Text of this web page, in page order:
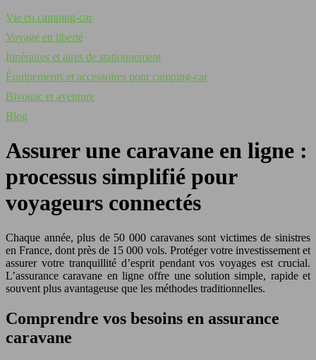
Vie en camping-car
Voyage en liberté
Itinéraires et aires de stationnement
Équipements et accessoires pour camping-car
Bivouac et aventure
Blog
Assurer une caravane en ligne :
processus simplifié pour
voyageurs connectés
Chaque année, plus de 50 000 caravanes sont victimes de sinistres
en France, dont près de 15 000 vols. Protéger votre investissement et
assurer votre tranquillité d’esprit pendant vos voyages est crucial.
L’assurance caravane en ligne offre une solution simple, rapide et
souvent plus avantageuse que les méthodes traditionnelles.
Comprendre vos besoins en assurance
caravane